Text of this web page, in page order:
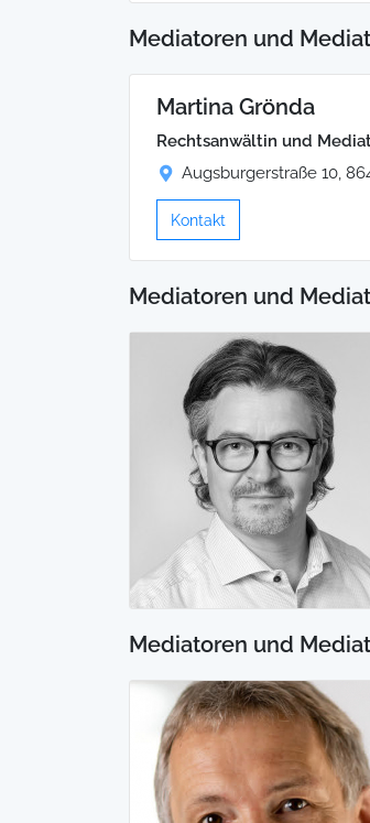
Mediatoren und
Martina Grönda
Rechtsanwältin und
Augsburgerstraße 10,
Kontakt
Mediatoren und
Mediatoren und